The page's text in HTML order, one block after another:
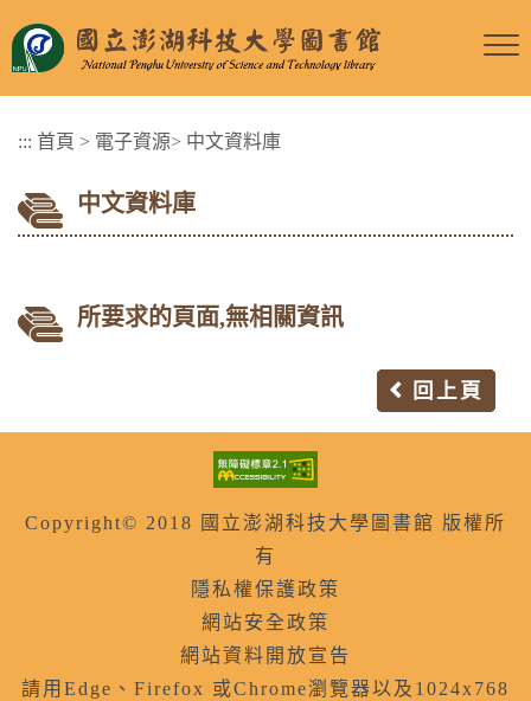
::: 首頁 > 電子資源> 中文資料庫
中文資料庫
所要求的頁面,無相關資訊
回上頁
Copyright© 2018 國立澎湖科技大學圖書館 版權所
有
隱私權保護政策
網站安全政策
網站資料開放宣告
請用Edge、Firefox 或Chrome瀏覽器以及1024x768